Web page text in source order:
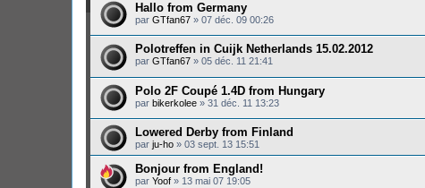
Hallo from Germany
par GTfan67 » 07 déc. 09 00:26
Polotreffen in Cuijk Netherlands 15.02.2012
par GTfan67 » 05 déc. 11 21:41
Polo 2F Coupé 1.4D from Hungary
par bikerkolee » 31 déc. 11 13:23
Lowered Derby from Finland
par ju-ho » 03 sept. 13 15:51
Bonjour from England!
par Yoof » 13 mai 07 19:05